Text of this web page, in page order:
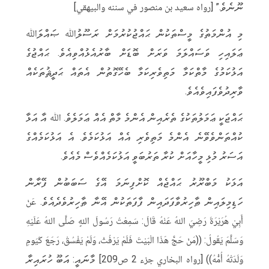
ނޫނެވެ.” [رواه سعيد بن منصور في سننه والبيهقي]
މި އުންމަތުގެ މީސްތަކުން ޙައްޖުކުރުމަށް ރަސޫލުﷲ ޞައްލަﷲ
ޢަލައިހި ވަސައްލަމަ ވަރަށް ބޮޑަށް ބާރުއެޅުއްވިއެވެ. ޙައްޖުގެ
އަޅުކަމުގެ މާތްކަމާ މަތިވެރިކަމާ ބެހޭގޮތުން އެތައް ޙަދީޘުތަކެއް
ވާރިދުވެފައިވެއެވެ.
ޙައްޖަކީ ޢަމަލުތަކުގެ ތެރެއިން އެންމެ މާތް އެއް ޢަމަލެވެ. ﷲ އާ އަޅާ
ކުއްތަންވެވޭނެ އެންމެ މަތިވެރި އެއް އަޅުކަމެވެ. އެ އަޅުކަމެއްގެ
އަސަރު މުޅި މީހާއަށް ކުރާ ތަރުބަވީ އަޅުކަމެއްވެސް މެއެވެ.
އަޅަކު މަބްރޫރު ޙައްޖެއް ކޮށްފިނަމަ އޭގެ ސަބަބުން ފޭރާން
ހަޑިމިލައިން ޠާހިރުވާފަދައިން ފާފަތަކުން އޭނާ ޠާހިރުވެދެއެވެ. عَنْ
أَبِيْ هُرَيْرَةَ رَضِيَ اللهُ عَنْهُ قَالَ: سَمِعْتُ رَسُولَ اللهِِ صَلَّى اللهُ عَلَيْهِ
وَسَلَّمَ يَقُولُ: ((مَنْ حَجَّ هَذَا الْبَيْتَ فَلَمْ يَرْفُثْ، وَلَمْ يَفْسُقْ، رَجَعَ كَيَومِ
وَلَدَتْهُ أُمُّهُ)) [رواه البخاري جزء 2 ص209] މާނައީ: އަބޫ ހުރައިރާ